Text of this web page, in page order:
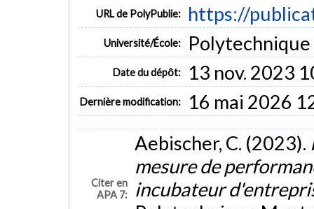
URL de PolyPublie: https://
Université/École:
Date du dépôt: 13 nov. 2023
Dernière modification: 16 mai 2026
Citer en
APA 7:
Aebischer, C. (2023).
mesure de
incubateur